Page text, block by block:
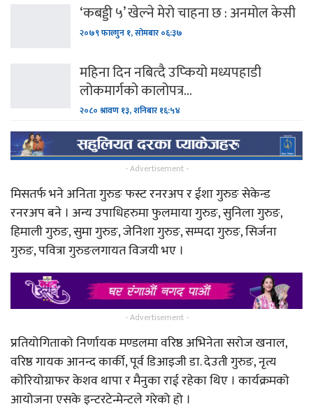
‘कबड्डी ५’ खेल्ने मेरो चाहना छ : अनमोल केसी
२०७९ फाल्गुन १, सोमबार ०६:३७
महिना दिन नबित्दै उप्कियो मध्यपहाडी
लोकमार्गको कालोपत्र…
२०८० श्रावण १३, शनिबार १६:५४
- Advertisement -
मिसतर्फ भने अनिता गुरुङ फस्ट रनरअप र ईशा गुरुङ सेकेन्ड
रनरअप बने । अन्य उपाधिहरुमा फुलमाया गुरुङ, सुनिला गुरुङ,
हिमाली गुरुङ, सुमा गुरुङ, जेनिशा गुरुङ, सम्पदा गुरुङ, सिर्जना
गुरुङ, पवित्रा गुरुङलगायत विजयी भए ।
- Advertisement -
प्रतियोगिताको निर्णायक मण्डलमा वरिष्ठ अभिनेता सरोज खनाल,
वरिष्ठ गायक आनन्द कार्की, पूर्व डिआइजी डा. देउती गुरुङ, नृत्य
कोरियोग्राफर केशव थापा र मैनुका राई रहेका थिए । कार्यक्रमको
आयोजना एसके इन्टरटेन्मेन्टले गरेको हो ।